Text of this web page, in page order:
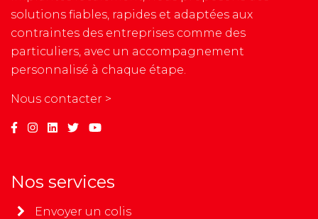
solutions fiables, rapides et adaptées aux
contraintes des entreprises comme des
particuliers, avec un accompagnement
personnalisé à chaque étape.
Nous contacter >
Nos services
Envoyer un colis